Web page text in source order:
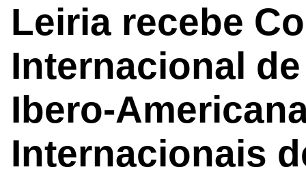
Leiria recebe
Internacional
Ibero-
Internacionais